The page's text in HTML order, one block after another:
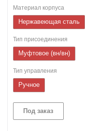
Материал корпуса
Нержавеющая сталь
Тип присоединения
Муфтовое (вн/вн)
Тип управления
Ручное
Под заказ